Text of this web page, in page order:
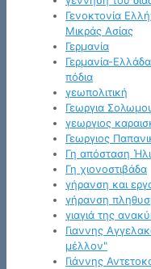
Γενοκτονία
Μικράς Ασίας
Γερμανία
Γερμανία-
πόδια
γεωπολιτική
Γεωργια
γεωργιος
Γεωργιος
Γη απόσταση
Γη χιονοστιβάδα
γήρανση και
γήρανση
γιαγιά της
Γιαννης
μέλλον"
Γιάννης